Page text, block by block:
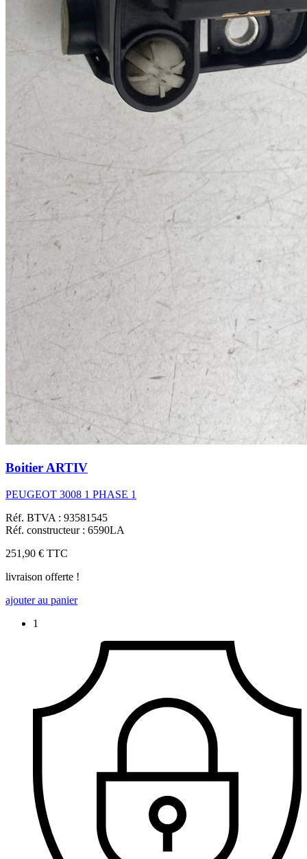
Boitier ARTIV
PEUGEOT 3008 1 PHASE 1
Réf. BTVA : 93581545
Réf. constructeur : 6590LA
251,90 € TTC
livraison offerte !
ajouter au panier
1